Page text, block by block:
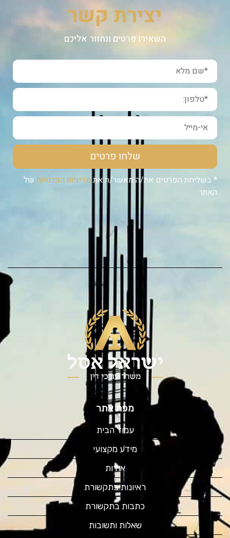
יצירת קשר
השאירו פרטים ונחזור אליכם
שלחו פרטים
* בשליחת הפרטים את/ה מאשר/ת אתמדיניות הפרטיותשל
האתר
מפת אתר
עמוד הבית
מידע מקצועי
אודות
ראיונות בתקשורת
כתבות בתקשורת
שאלות ותשובות